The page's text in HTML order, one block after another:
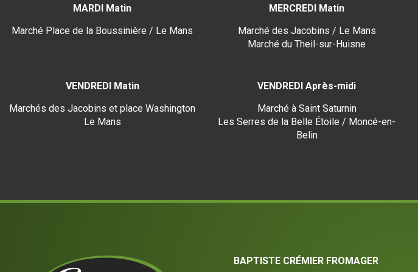
MARDI Matin
Marché Place de la Boussinière / Le Mans
MERCREDI Matin
Marché des Jacobins / Le Mans
Marché du Theil-sur-Huisne
VENDREDI Matin
Marchés des Jacobins et place Washington
Le Mans
VENDREDI Après-midi
Marché à Saint Saturnin
Les Serres de la Belle Étoile / Moncé-en-
Belin
BAPTISTE CRÉMIER FROMAGER